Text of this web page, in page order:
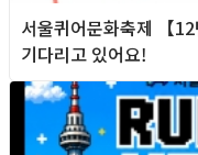
서울퀴어문화축제 【
기다리고 있어요!